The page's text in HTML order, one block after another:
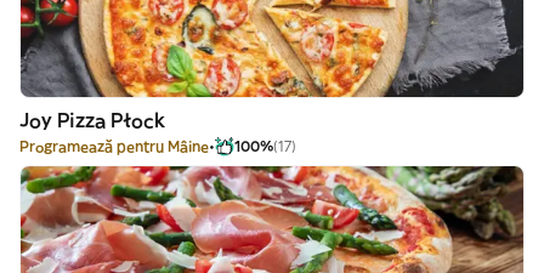
Joy Pizza Płock
Programează pentru Mâine 100%(17)